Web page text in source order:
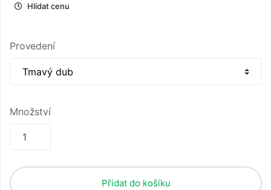
Hlídat cenu
Provedení
Množství
Přidat do košíku